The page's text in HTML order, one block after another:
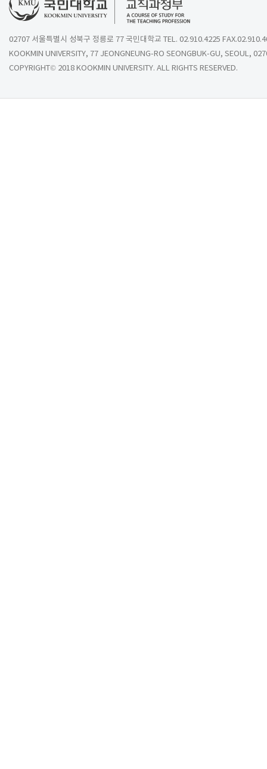
02707 서울특별시 성북구 정릉로 77 국민대학교 TEL. 02.910.4225
KOOKMIN UNIVERSITY, 77 JEONGNEUNG-RO SEONGBUK-GU, SEOUL,
COPYRIGHT© 2018 KOOKMIN UNIVERSITY. ALL RIGHTS RESERVED.